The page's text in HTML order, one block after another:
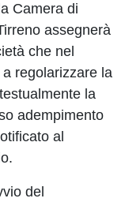
Camera di
assegnerà
che nel
regolarizzare la
la
adempimento
al
del